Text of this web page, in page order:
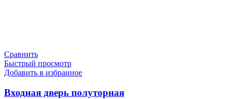
Сравнить
Быстрый просмотр
Добавить в избранное
Входная дверь полуторная